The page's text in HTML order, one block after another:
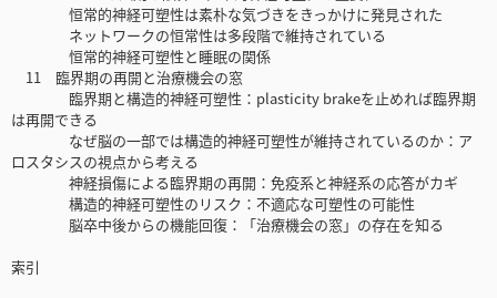
恒常的神経可塑性は素朴な気づきをきっかけに発見された
ネットワークの恒常性は多段階で維持されている
恒常的神経可塑性と睡眠の関係
11 臨界期の再開と治療機会の窓
臨界期と構造的神経可塑性：plasticity brakeを止めれば臨界期
は再開できる
なぜ脳の一部では構造的神経可塑性が維持されているのか：ア
ロスタシスの視点から考える
神経損傷による臨界期の再開：免疫系と神経系の応答がカギ
構造的神経可塑性のリスク：不適応な可塑性の可能性
脳卒中後からの機能回復：「治療機会の窓」の存在を知る
索引